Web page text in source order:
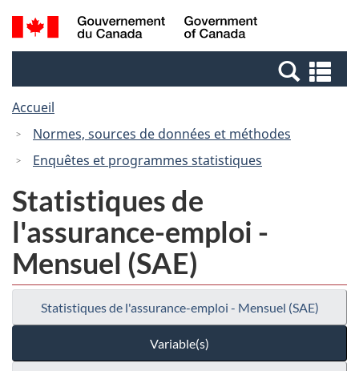
Passer
au
Passer
à
Canada
Recherche
et
et
Accueil
Normes, sources de données et méthodes
Enquêtes et programmes statistiques
Statistiques de
l'assurance-emploi -
Mensuel (SAE)
Statistiques de l'assurance-emploi - Mensuel (SAE)
Variable(s)